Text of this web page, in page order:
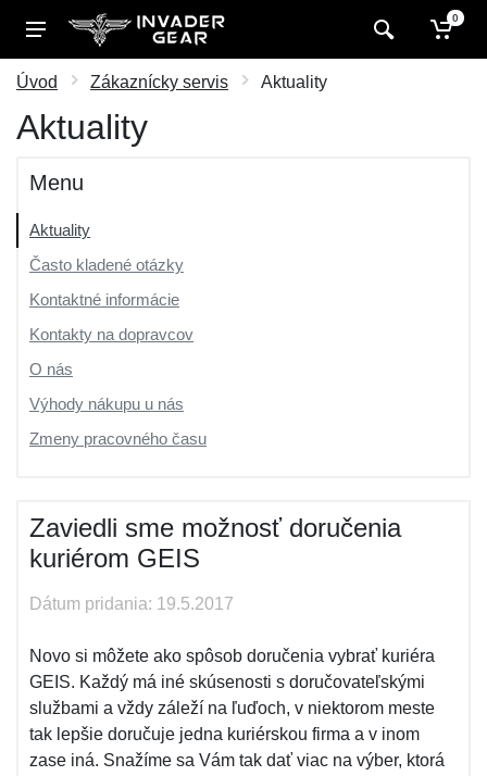
0
Úvod Zákaznícky servis Aktuality
Aktuality
Menu
Aktuality
Často kladené otázky
Kontaktné informácie
Kontakty na dopravcov
O nás
Výhody nákupu u nás
Zmeny pracovného času
Zaviedli sme možnosť doručenia
kuriérom GEIS
Dátum pridania: 19.5.2017
Novo si môžete ako spôsob doručenia vybrať kuriéra
GEIS. Každý má iné skúsenosti s doručovateľskými
službami a vždy záleží na ľuďoch, v niektorom meste
tak lepšie doručuje jedna kuriérskou firma a v inom
zase iná. Snažíme sa Vám tak dať viac na výber, ktorá